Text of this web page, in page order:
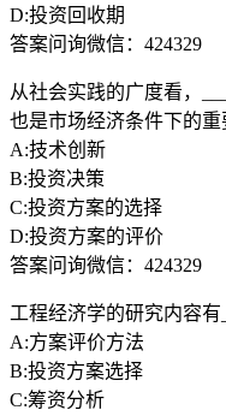
D:投资回收期
答案问询微信：424329
从社会实践的广度看，
也是市场经济条件下的重
A:技术创新
B:投资决策
C:投资方案的选择
D:投资方案的评价
答案问询微信：424329
工程经济学的研究内容有
A:方案评价方法
B:投资方案选择
C:筹资分析